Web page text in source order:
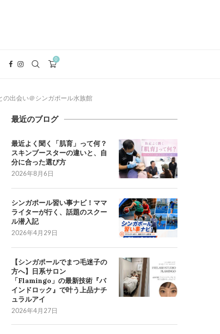
0
出会い＠シンガポール水族館
最近のブログ
最近よく聞く「肌育」って何？
スキンブースターの違いと、自
分に合った選び方
2026年8月6日
シンガポール習い事ナビ！ママ
ライターが行く、話題のスクー
ル潜入記
2026年4月29日
【シンガポールでまつ毛迷子の
方へ】日系サロン
「Flamingo」の最新技術『バ
インドロック』で叶う上品ナチ
ュラルアイ
2026年4月27日